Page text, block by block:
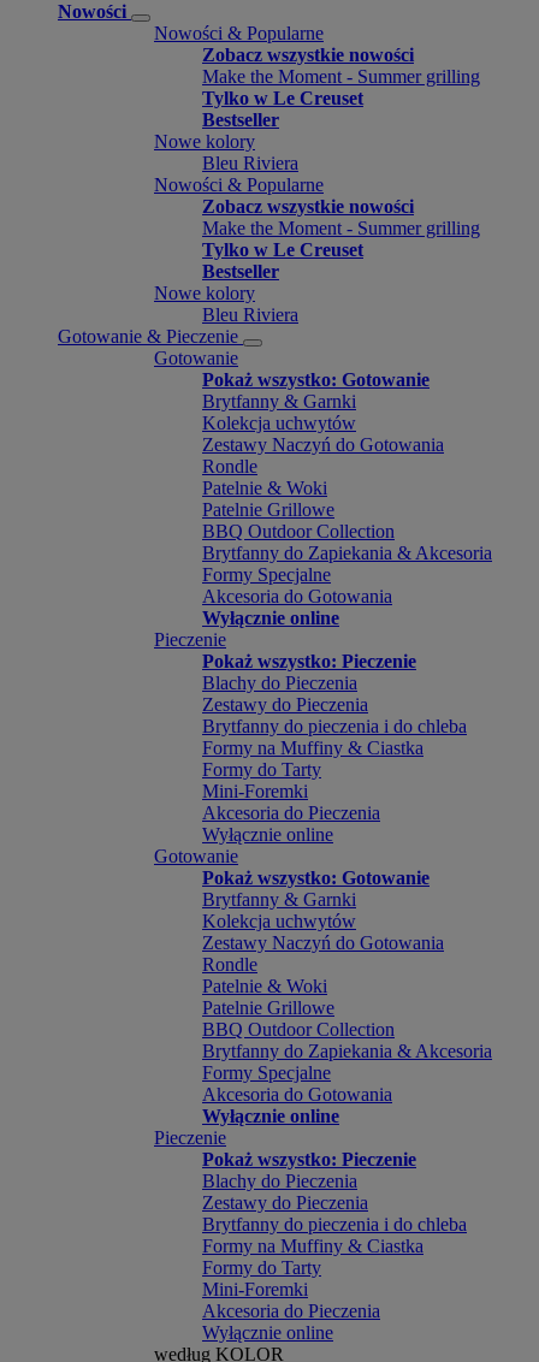
Nowości
Nowości & Popularne
Zobacz wszystkie nowości
Make the Moment - Summer grilling
Tylko w Le Creuset
Bestseller
Nowe kolory
Bleu Riviera
Nowości & Popularne
Zobacz wszystkie nowości
Make the Moment - Summer grilling
Tylko w Le Creuset
Bestseller
Nowe kolory
Bleu Riviera
Gotowanie & Pieczenie
Gotowanie
Pokaż wszystko: Gotowanie
Brytfanny & Garnki
Kolekcja uchwytów
Zestawy Naczyń do Gotowania
Rondle
Patelnie & Woki
Patelnie Grillowe
BBQ Outdoor Collection
Brytfanny do Zapiekania & Akcesoria
Formy Specjalne
Akcesoria do Gotowania
Wyłącznie online
Pieczenie
Pokaż wszystko: Pieczenie
Blachy do Pieczenia
Zestawy do Pieczenia
Brytfanny do pieczenia i do chleba
Formy na Muffiny & Ciastka
Formy do Tarty
Mini-Foremki
Akcesoria do Pieczenia
Wyłącznie online
Gotowanie
Pokaż wszystko: Gotowanie
Brytfanny & Garnki
Kolekcja uchwytów
Zestawy Naczyń do Gotowania
Rondle
Patelnie & Woki
Patelnie Grillowe
BBQ Outdoor Collection
Brytfanny do Zapiekania & Akcesoria
Formy Specjalne
Akcesoria do Gotowania
Wyłącznie online
Pieczenie
Pokaż wszystko: Pieczenie
Blachy do Pieczenia
Zestawy do Pieczenia
Brytfanny do pieczenia i do chleba
Formy na Muffiny & Ciastka
Formy do Tarty
Mini-Foremki
Akcesoria do Pieczenia
Wyłącznie online
według KOLOR